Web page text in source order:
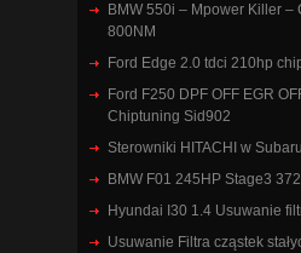
BMW 550i – Mpower Killer –
800NM
Ford Edge 2.0 tdci 210hp
Ford F250 DPF OFF EGR
Chiptuning Sid902
Sterowniki HITACHI w
BMW F01 245HP Stage3
Hyundai I30 1.4 Usuwanie
Usuwanie Filtra cząstek